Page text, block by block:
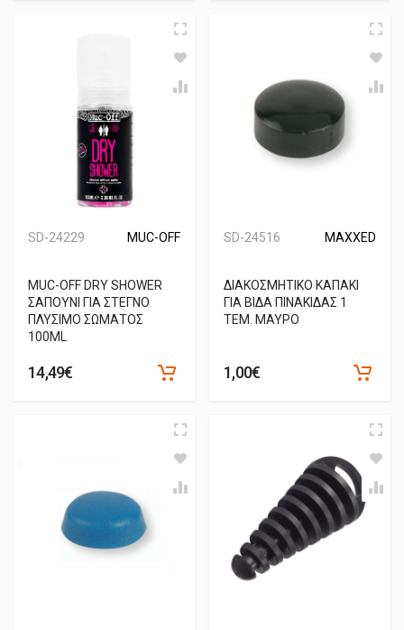
SD-24229 MUC-OFF
MUC-OFF DRY SHOWER
ΣΑΠΟΥΝΙ ΓΙΑ ΣΤΕΓΝΟ
ΠΛΥΣΙΜΟ ΣΩΜΑΤΟΣ
100ML
14,49€
SD-24516 MAXXED
ΔΙΑΚΟΣΜΗΤΙΚΟ ΚΑΠΑΚΙ
ΓΙΑ ΒΙΔΑ ΠΙΝΑΚΙΔΑΣ 1
ΤΕΜ. ΜΑΥΡΟ
1,00€